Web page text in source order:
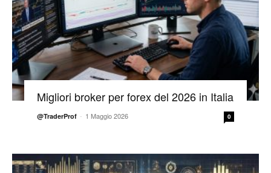
Migliori broker per forex del 2026 in Italia
@TraderProf - 1 Maggio 2026 0